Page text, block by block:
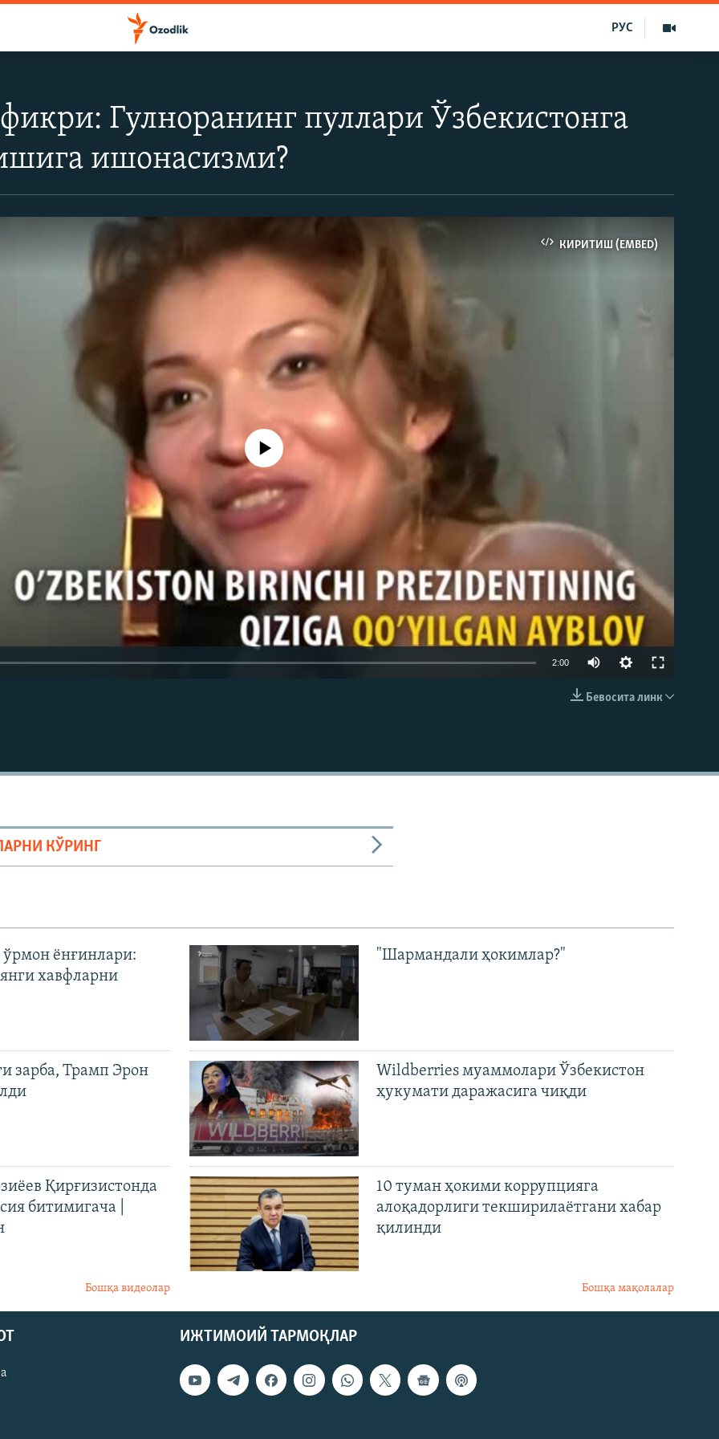
РУС
Гулноранинг пуллари Ўзбекистонга
ишонасизми?
КИРИТИШ (EMBED)
Айни дамда медиа-манба мавжуд эмас
2:00
Бевосита линк
КЎРИНГ
ёнғинлари:
хавфларни
зарба, Трамп Эрон
Қирғизистонда
битимигача |
Бошқа видеолар
"Шармандали ҳокимлар?"
Wildberries муаммолари Ўзбекистон
ҳукумати даражасига чиқди
10 туман ҳокими коррупцияга
алоқадорлиги текширилаётгани хабар
қилинди
Бошқа мақолалар
ИЖТИМОИЙ ТАРМОҚЛАР